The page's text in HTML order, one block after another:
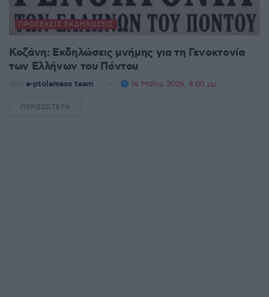
ΠΡΟΣΕΧΕΊΣ ΕΚΔΗΛΏΣΕΙΣ
Κοζάνη: Εκδηλώσεις μνήμης για τη Γενοκτονία
των Ελλήνων του Πόντου
από e-ptolemeos team 16 Μαΐου 2026, 4:00 μμ
ΠΕΡΙΣΣΌΤΕΡΑ